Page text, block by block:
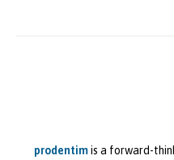
prodentimis a forward-